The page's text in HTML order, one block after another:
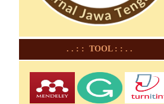
. . : : TOOL : : . .